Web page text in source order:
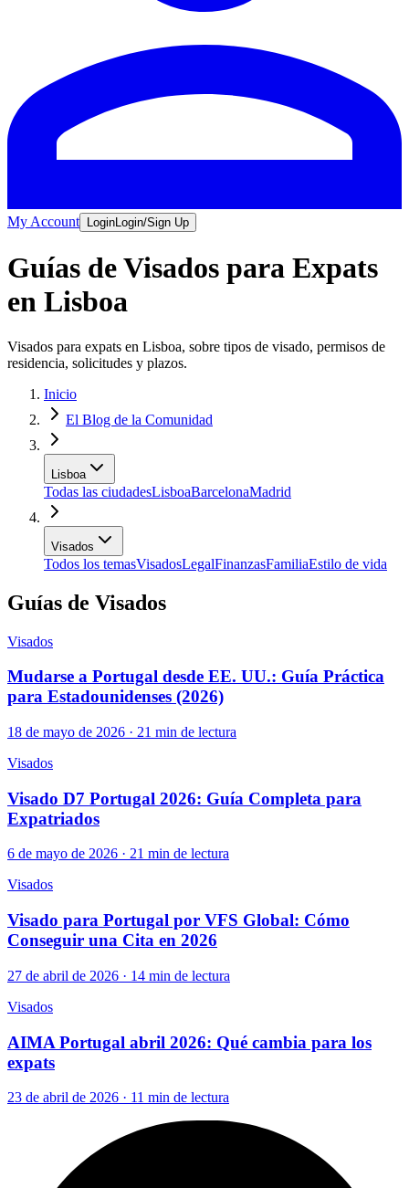
My Account Login Login/Sign Up
Guías de Visados para Expats
en Lisboa
Visados para expats en Lisboa, sobre tipos de visado, permisos de
residencia, solicitudes y plazos.
Inicio
El Blog de la Comunidad
Lisboa
Todas las ciudadesLisboaBarcelonaMadrid
Visados
Todos los temasVisadosLegalFinanzasFamiliaEstilo de vida
Guías de Visados
Visados
Mudarse a Portugal desde EE. UU.: Guía Práctica
para Estadounidenses (2026)
18 de mayo de 2026 · 21 min de lectura
Visados
Visado D7 Portugal 2026: Guía Completa para
Expatriados
6 de mayo de 2026 · 21 min de lectura
Visados
Visado para Portugal por VFS Global: Cómo
Conseguir una Cita en 2026
27 de abril de 2026 · 14 min de lectura
Visados
AIMA Portugal abril 2026: Qué cambia para los
expats
23 de abril de 2026 · 11 min de lectura